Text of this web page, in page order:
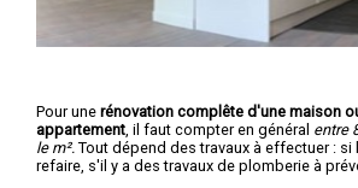
Pour une rénovation complête d'une maison
appartement , il faut compter en général entre
le m². Tout dépend des travaux à effectuer : si
refaire, s'il y a des travaux de plomberie à